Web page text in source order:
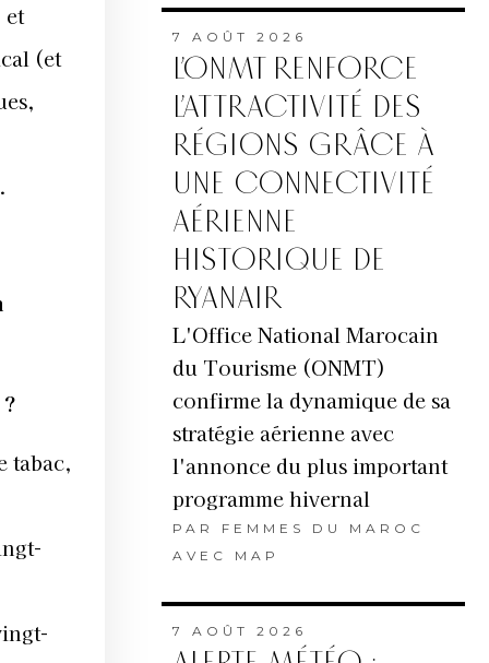
et
(et
tabac,
7 AOÛT 2026
L’ONMT RENFORCE
L’ATTRACTIVITÉ DES
RÉGIONS GRÂCE À
UNE CONNECTIVITÉ
AÉRIENNE
HISTORIQUE DE
RYANAIR
L'Office National Marocain
du Tourisme (ONMT)
confirme la dynamique de sa
stratégie aérienne avec
l'annonce du plus important
programme hivernal
PAR FEMMES DU MAROC
AVEC MAP
7 AOÛT 2026